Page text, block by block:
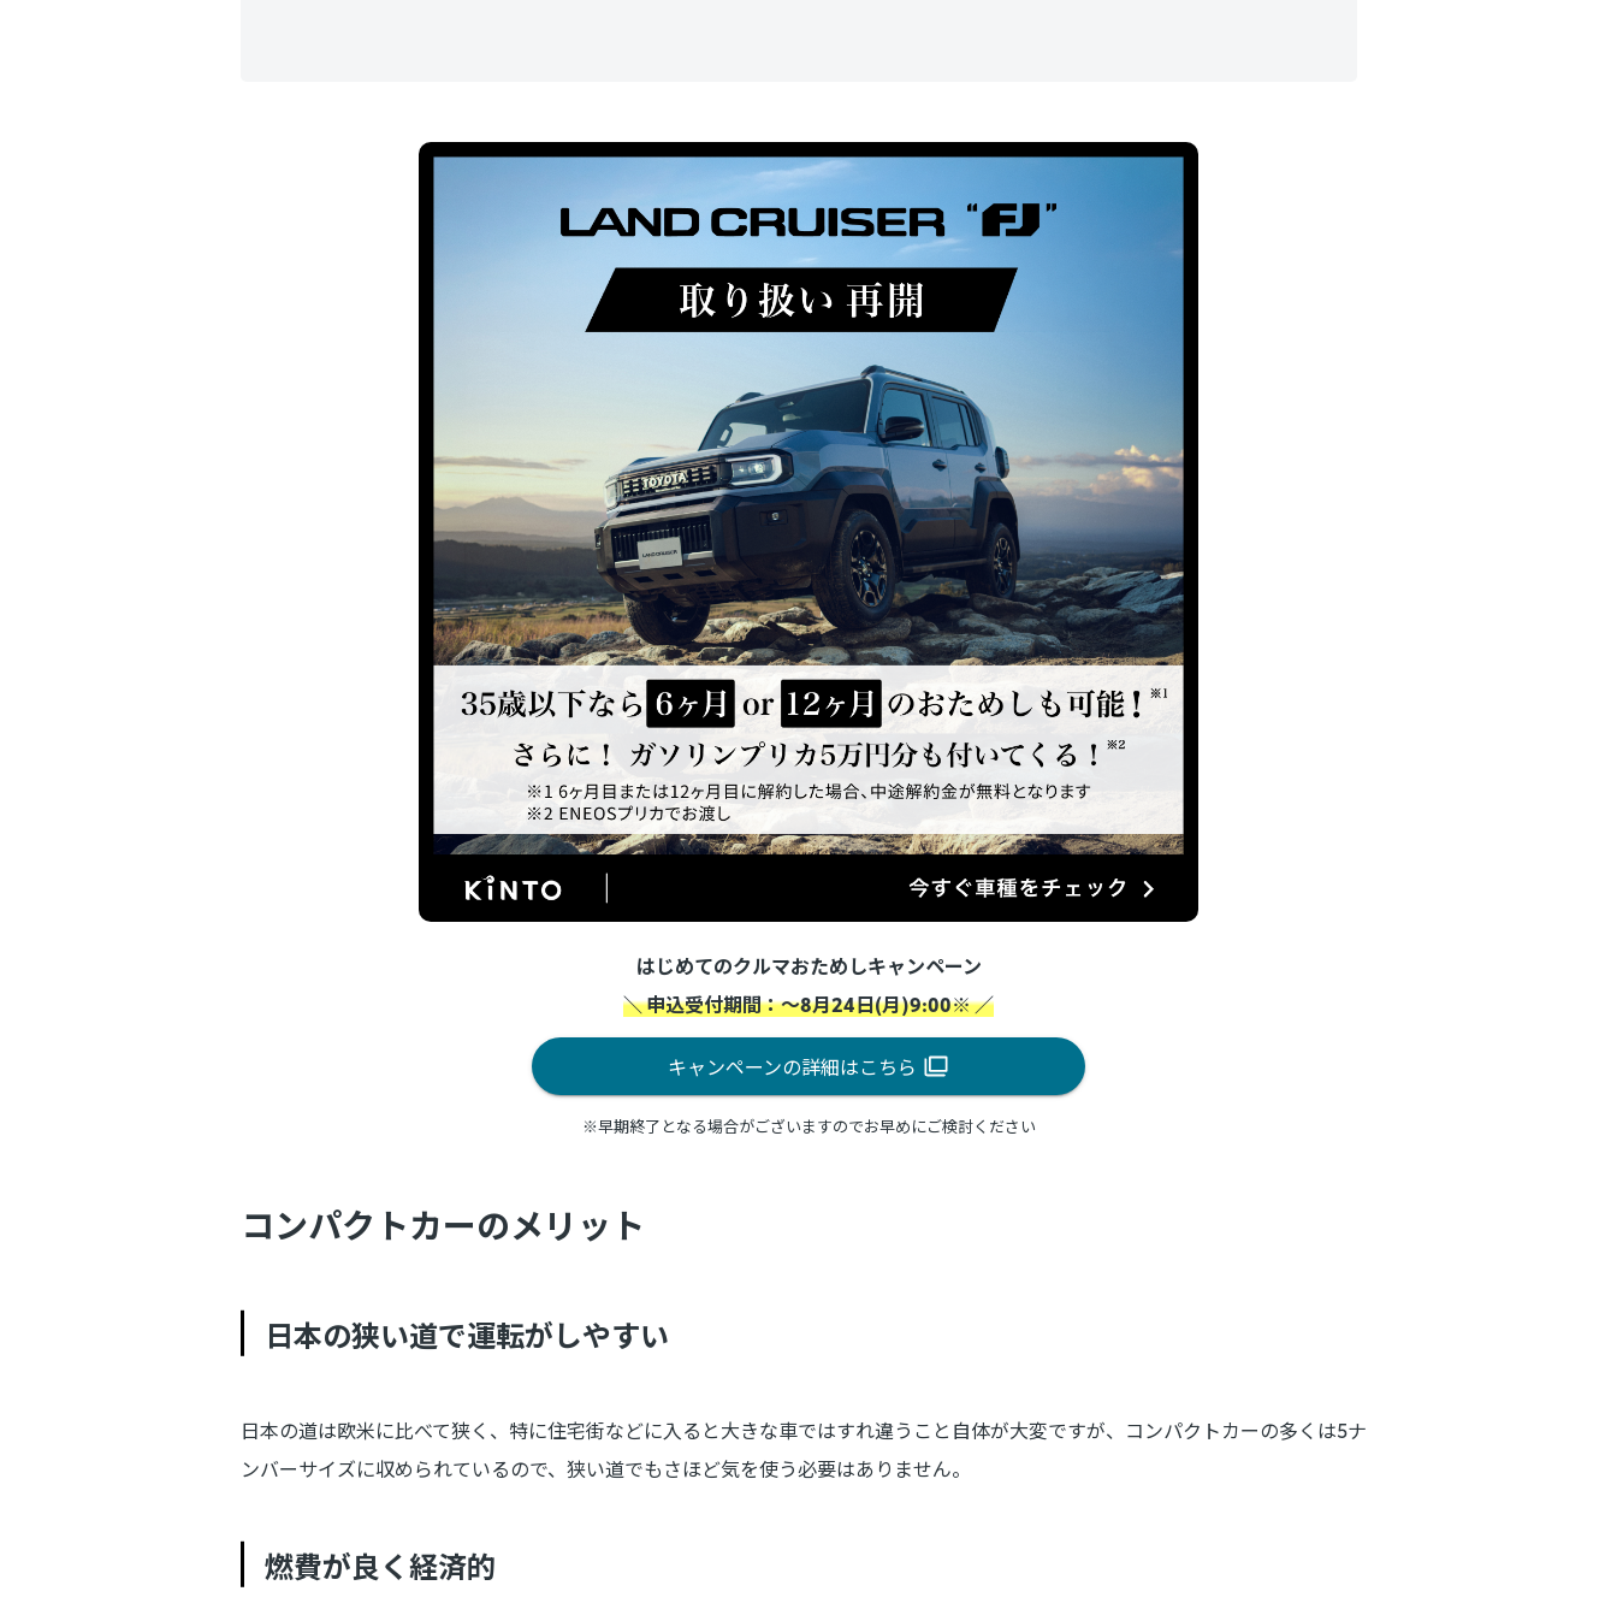
はじめてのクルマおためしキャンペーン
＼ 申込受付期間：～8月24日(月)9:00※ ／
キャンペーンの詳細はこちら
※早期終了となる場合がございますのでお早めにご検討ください
コンパクトカーのメリット
日本の狭い道で運転がしやすい
日本の道は欧米に比べて狭く、特に住宅街などに入ると大きな車ではすれ違うこと自体が大変ですが、コンパクトカーの多くは5ナ
ンバーサイズに収められているので、狭い道でもさほど気を使う必要はありません。
燃費が良く経済的